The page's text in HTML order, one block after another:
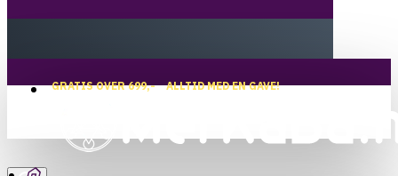
GRATIS OVER 699,-ALLTID MED EN GAVE!